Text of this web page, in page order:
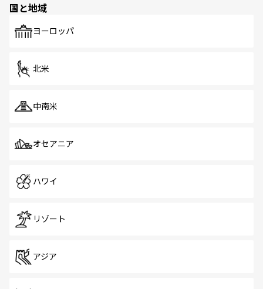
国と地域
ヨーロッパ
北米
中南米
オセアニア
ハワイ
リゾート
アジア